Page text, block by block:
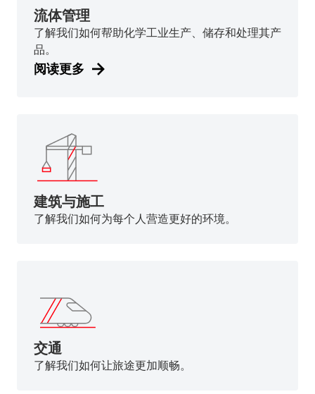
流体管理
了解我们如何帮助化学工业生产、储存和处理其产
品。
阅读更多
建筑与施工
了解我们如何为每个人营造更好的环境。
交通
了解我们如何让旅途更加顺畅。